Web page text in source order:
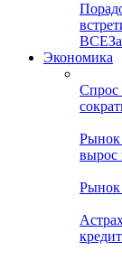
ВСЕ
Экономика
Спрос
Рынок
вырос
Рынок